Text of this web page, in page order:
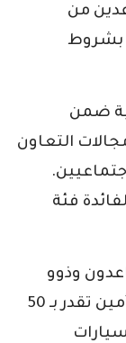
من
بشروط
ضمن
التعاون
فئة
وذوو
الحقوق، من تخفيضات على مبالغ التأمين تقدر بـ 50